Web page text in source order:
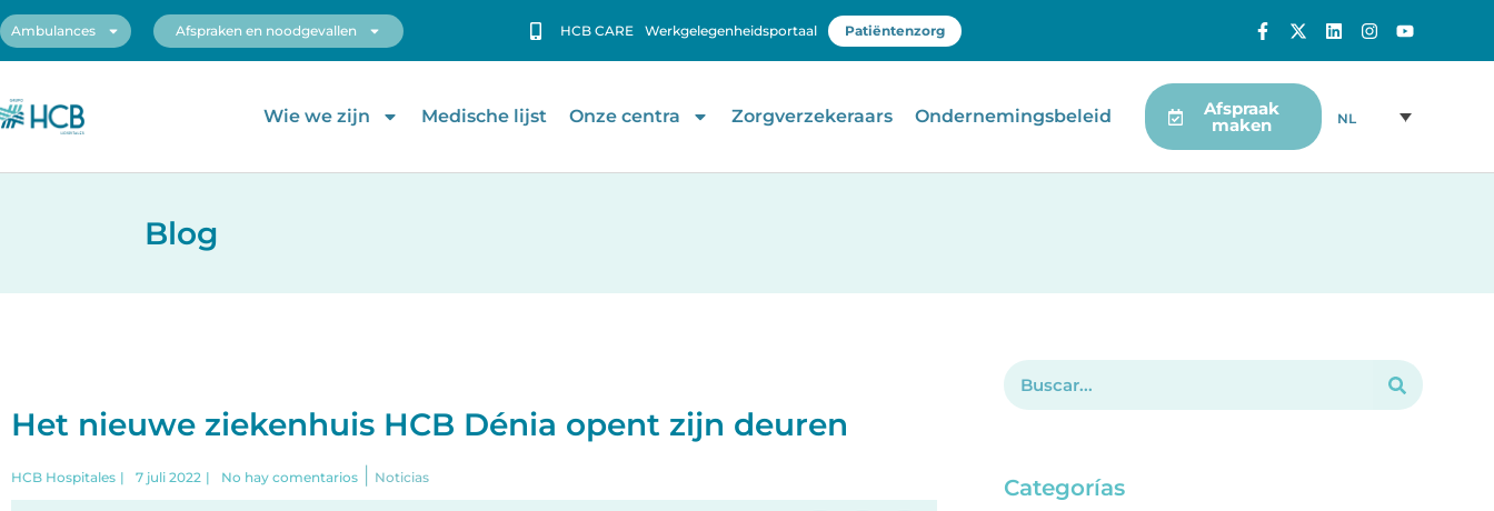
Ambulances Afspraken en noodgevallen HCB CARE Werkgelegenheidsportaal Patiëntenzorg
Wie we zijn Medische lijst Onze centra Zorgverzekeraars Ondernemingsbeleid Afspraak
maken NL
Blog
Het nieuwe ziekenhuis HCB Dénia opent zijn deuren
HCB Hospitales | 7 juli 2022 | No hay comentarios Noticias Categorías